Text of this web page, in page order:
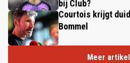
bij Club?
Courtois krijgt
Bommel
Meer